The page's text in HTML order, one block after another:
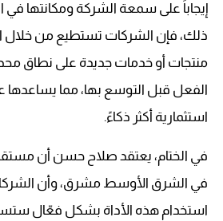
إيجاباً على سمعة الشركة ومكانتها
ذلك، فإن الشركات تستطيع من خلال
منتجات أو خدمات جديدة على نطاق
الفعل قبل التوسع بها، مما يساعدها
استثمارية أكثر ذكاءً.
في الختام، يعتقد صلاح حسن أن
في الشرق الأوسط مشرق، وأن
استخدام هذه الأداة بشكل فعّال